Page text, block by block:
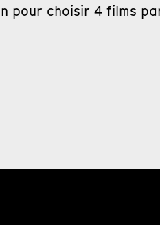
pour choisir 4 films